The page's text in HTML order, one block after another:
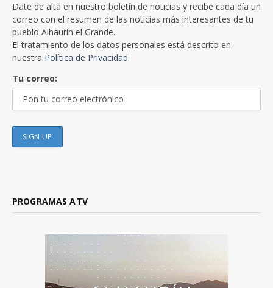
Date de alta en nuestro boletín de noticias y recibe cada día un
correo con el resumen de las noticias más interesantes de tu
pueblo Alhaurín el Grande.
El tratamiento de los datos personales está descrito en
nuestra Política de Privacidad.
Tu correo:
PROGRAMAS ATV